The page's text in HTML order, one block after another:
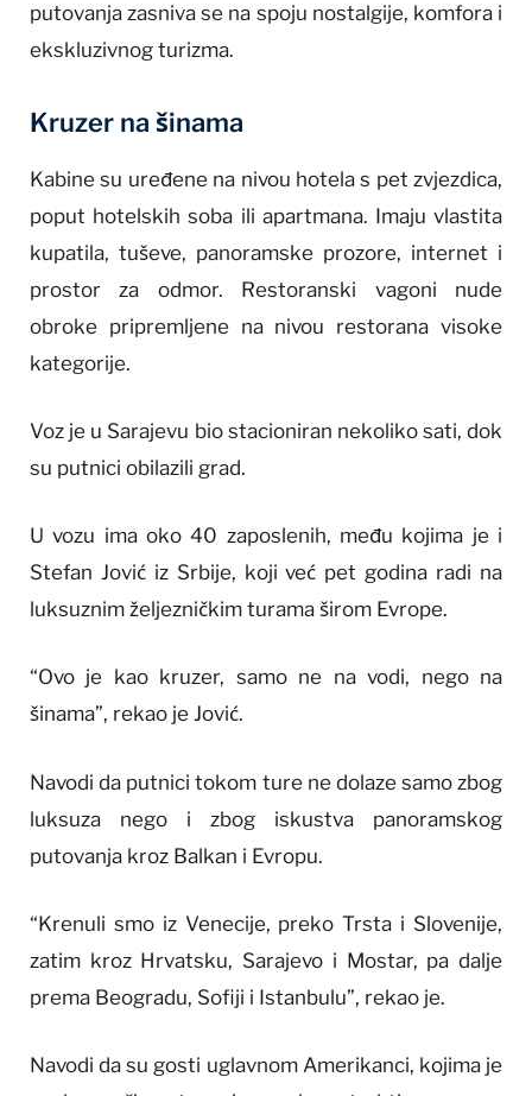
putovanja zasniva se na spoju nostalgije, komfora i
ekskluzivnog turizma.
Kruzer na šinama
Kabine su uređene na nivou hotela s pet zvjezdica,
poput hotelskih soba ili apartmana. Imaju vlastita
kupatila, tuševe, panoramske prozore, internet i
prostor za odmor. Restoranski vagoni nude
obroke pripremljene na nivou restorana visoke
kategorije.
Voz je u Sarajevu bio stacioniran nekoliko sati, dok
su putnici obilazili grad.
U vozu ima oko 40 zaposlenih, među kojima je i
Stefan Jović iz Srbije, koji već pet godina radi na
luksuznim željezničkim turama širom Evrope.
“Ovo je kao kruzer, samo ne na vodi, nego na
šinama”, rekao je Jović.
Navodi da putnici tokom ture ne dolaze samo zbog
luksuza nego i zbog iskustva panoramskog
putovanja kroz Balkan i Evropu.
“Krenuli smo iz Venecije, preko Trsta i Slovenije,
zatim kroz Hrvatsku, Sarajevo i Mostar, pa dalje
prema Beogradu, Sofiji i Istanbulu”, rekao je.
Navodi da su gosti uglavnom Amerikanci, kojima je